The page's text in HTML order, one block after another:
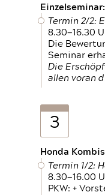
Termin 2/2:
8.30—16.30
Die
Seminar
Die
allen voran
3
Honda
Termin 1/2:
8.30—16.00
PKW: +